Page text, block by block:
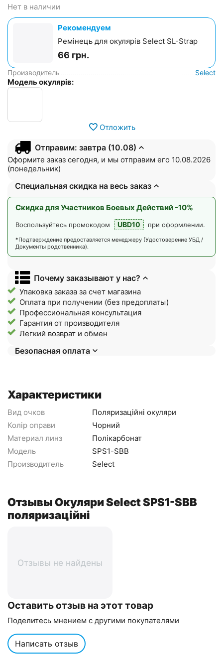
Нет в наличии
Рекомендуем
Ремінець для окулярів Select SL-Strap
66 грн.
Производитель Select
Модель окулярів:
Отложить
Отправим: завтра (10.08)
Оформите заказ сегодня, и мы отправим его 10.08.2026
(понедельник)
Специальная скидка на весь заказ
Скидка для Участников Боевых Действий -10%
Воспользуйтесь промокодом UBD10 при оформлении.
*Подтверждение предоставляется менеджеру (Удостоверение УБД /
Документы родственника).
Почему заказывают у нас?
Упаковка заказа за счет магазина
Оплата при получении (без предоплаты)
Профессиональная консультация
Гарантия от производителя
Легкий возврат и обмен
Безопасная оплата
Характеристики
Вид очков
Поляризаційні окуляри
Колір оправи
Чорний
Материал линз
Полікарбонат
Модель
SPS1-SBB
Производитель
Select
Отзывы Окуляри Select SPS1-SBB
поляризаційні
Отзывы не найдены
Оставить отзыв на этот товар
Поделитесь мнением с другими покупателями
Написать отзыв